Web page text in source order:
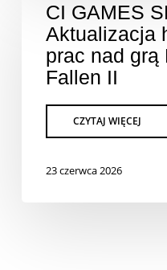
CI GAMES
Aktualizacja
prac nad grą
Fallen II
23 czerwca 2026